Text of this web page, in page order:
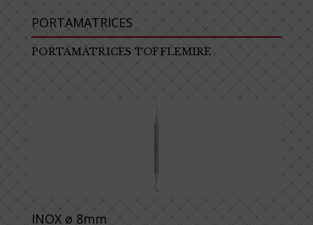
PORTAMATRICES
PORTAMATRICES TOFFLEMIRE
INOX ø 8mm